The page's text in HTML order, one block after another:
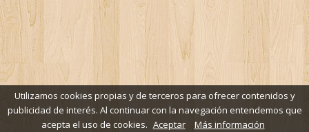
Utilizamos cookies propias y de terceros para ofrecer contenidos y
publicidad de interés. Al continuar con la navegación entendemos que
acepta el uso de cookies. Aceptar Más información